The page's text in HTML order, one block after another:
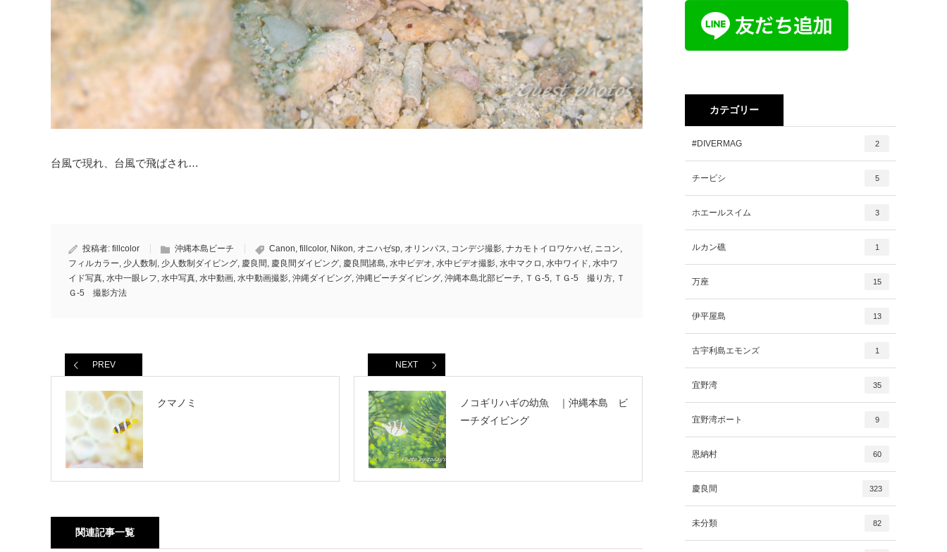
台風で現れ、台風で飛ばされ…
投稿者: fillcolor 沖縄本島ビーチ Canon, fillcolor, Nikon, オニハゼsp, オリンパス, コンデジ撮影, ナカモトイロワケハゼ, ニコン,
フィルカラー, 少人数制 , 少人数制ダイビング, 慶良間 , 慶良間ダイビング, 慶良間諸島, 水中ビデオ, 水中ビデオ撮影, 水中マクロ , 水中ワイド, 水中ワ
イド写真, 水中一眼レフ, 水中写真, 水中動画, 水中動画撮影, 沖縄ダイビング, 沖縄ビーチダイビング, 沖縄本島北部ビーチ, ＴＧ-5, ＴＧ-5 撮り方, Ｔ
Ｇ-5 撮影方法
PREV
クマノミ
NEXT
ノコギリハギの幼魚 ｜沖縄本島 ビ
ーチダイビング
関連記事一覧
カテゴリー
#DIVERMAG 2
チービシ 5
ホエールスイム 3
ルカン礁 1
万座 15
伊平屋島 13
古宇利島エモンズ 1
宜野湾 35
宜野湾ボート 9
恩納村 60
慶良間 323
未分類 82